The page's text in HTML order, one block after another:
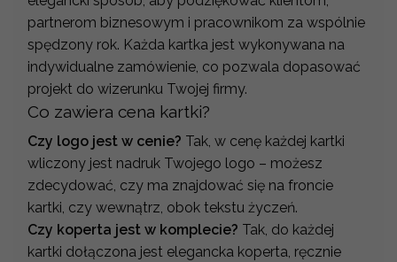
partnerom biznesowym i pracownikom za wspólnie
spędzony rok. Każda kartka jest wykonywana na
indywidualne zamówienie, co pozwala dopasować
projekt do wizerunku Twojej firmy.
Co zawiera cena kartki?
Czy logo jest w cenie? Tak, w cenę każdej kartki
wliczony jest nadruk Twojego logo – możesz
zdecydować, czy ma znajdować się na froncie
kartki, czy wewnątrz, obok tekstu życzeń.
Czy koperta jest w komplecie? Tak, do każdej
kartki dołączona jest elegancka koperta, ręcznie